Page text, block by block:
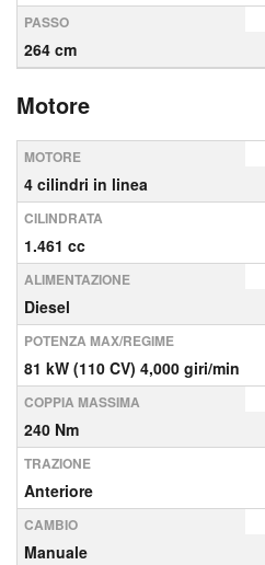
PASSO
264 cm
Motore
MOTORE
4 cilindri in linea
CILINDRATA
1.461 cc
ALIMENTAZIONE
Diesel
POTENZA MAX/REGIME
81 kW (110 CV) 4,000 giri/min
COPPIA MASSIMA
240 Nm
TRAZIONE
Anteriore
CAMBIO
Manuale